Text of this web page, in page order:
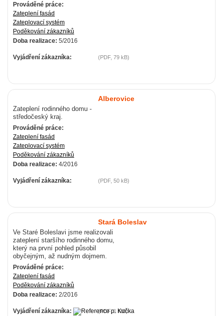
Prováděné práce:
Zateplení fasád
Zateplovací systém
Poděkování zákazníků
Doba realizace: 5/2016
Vyjádření zákazníka: (PDF, 79 kB)
Alberovice
Zateplení rodinného domu -
středočeský kraj.
Prováděné práce:
Zateplení fasád
Zateplovací systém
Poděkování zákazníků
Doba realizace: 4/2016
Vyjádření zákazníka: (PDF, 50 kB)
Stará Boleslav
Ve Staré Boleslavi jsme realizovali
zateplení staršího rodinného domu,
který na první pohled působil
obyčejným, až nudným dojmem.
Prováděné práce:
Zateplení fasád
Poděkování zákazníků
Doba realizace: 2/2016
Vyjádření zákazníka: (PDF, 1 MB)